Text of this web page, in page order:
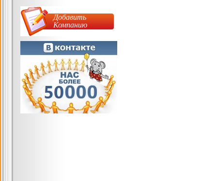
Добавить
Компанию